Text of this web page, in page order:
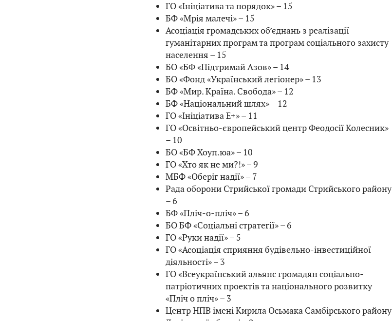
ГО «Ініціатива та порядок» – 15
БФ «Мрія малечі» – 15
Асоціація громадських об’єднань з реалізації
гуманітарних програм та програм соціального захисту
населення – 15
БО «БФ «Підтримай Азов» – 14
БО «Фонд «Український легіонер» – 13
БФ «Мир. Країна. Свобода» – 12
БФ «Національний шлях» – 12
ГО «Ініціатива Е+» – 11
ГО «Освітньо-європейський центр Феодосії Колесник»
– 10
БО «БФ Хоуп.юа» – 10
ГО «Хто як не ми?!» – 9
МБФ «Оберіг надії» – 7
Рада оборони Стрийської громади Стрийського району
– 6
БФ «Пліч-о-пліч» – 6
БО БФ «Соціальні стратегії» – 6
ГО «Руки надії» – 5
ГО «Асоціація сприяння будівельно-інвестиційної
діяльності» – 3
ГО «Всеукраїнський альянс громадян соціально-
патріотичних проектів та національного розвитку
«Пліч о пліч» – 3
Центр НПВ імені Кирила Осьмака Самбірського району